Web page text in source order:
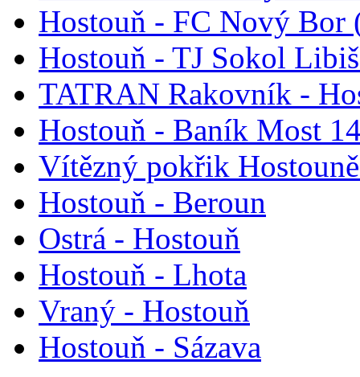
Hostouň - FC Nový Bor
Hostouň - TJ Sokol
TATRAN Rakovník -
Hostouň - Baník Most
Vítězný pokřik
Hostouň - Beroun
Ostrá - Hostouň
Hostouň - Lhota
Vraný - Hostouň
Hostouň - Sázava